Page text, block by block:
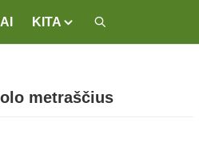
KITA
metraščius